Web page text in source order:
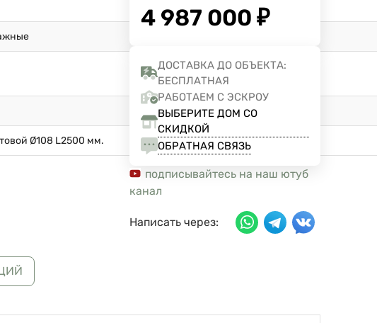
Ø108 L2500 мм.
4 987 000 ₽
ДОСТАВКА ДО ОБЪЕКТА:
БЕСПЛАТНАЯ
РАБОТАЕМ С ЭСКРОУ
ВЫБЕРИТЕ ДОМ СО
СКИДКОЙ
ОБРАТНАЯ СВЯЗЬ
подписывайтесь на наш ютуб
канал
Написать через: